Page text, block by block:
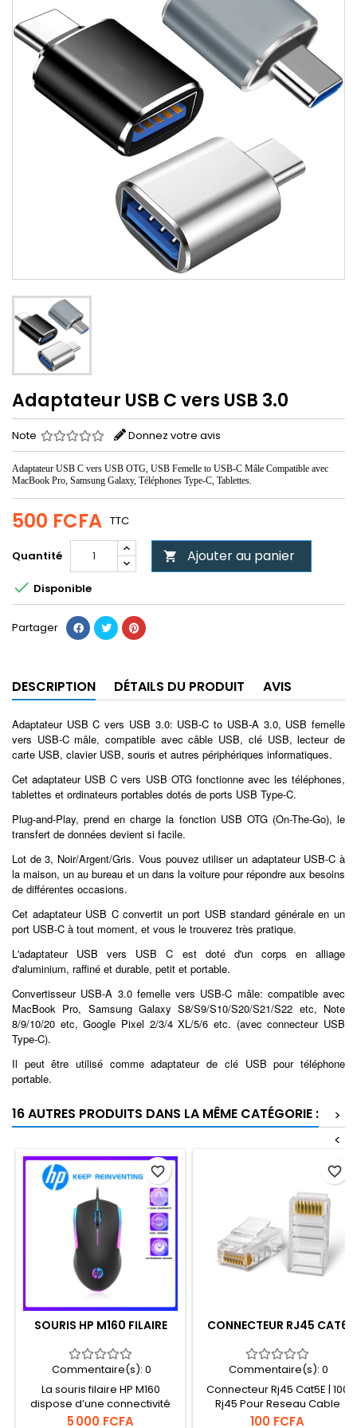
Adaptateur USB C vers USB 3.0
Note Donnez votre avis
Adaptateur USB C vers USB OTG, USB Femelle to USB-C Mâle Compatible avec
MacBook Pro, Samsung Galaxy, Téléphones Type-C, Tablettes.
500 FCFA TTC
Quantité  Ajouter au panier
 Disponible
Partager
DESCRIPTION DÉTAILS DU PRODUIT AVIS
Adaptateur USB C vers USB 3.0: USB-C to USB-A 3.0, USB femelle
vers USB-C mâle, compatible avec câble USB, clé USB, lecteur de
carte USB, clavier USB, souris et autres périphériques informatiques.
Cet adaptateur USB C vers USB OTG fonctionne avec les téléphones,
tablettes et ordinateurs portables dotés de ports USB Type-C.
Plug-and-Play, prend en charge la fonction USB OTG (On-The-Go), le
transfert de données devient si facile.
Lot de 3, Noir/Argent/Gris. Vous pouvez utiliser un adaptateur USB-C à
la maison, un au bureau et un dans la voiture pour répondre aux besoins
de différentes occasions.
Cet adaptateur USB C convertit un port USB standard générale en un
port USB-C à tout moment, et vous le trouverez très pratique.
L'adaptateur USB vers USB C est doté d'un corps en alliage
d'aluminium, raffiné et durable, petit et portable.
Convertisseur USB-A 3.0 femelle vers USB-C mâle: compatible avec
MacBook Pro, Samsung Galaxy S8/S9/S10/S20/S21/S22 etc, Note
8/9/10/20 etc, Google Pixel 2/3/4 XL/5/6 etc. (avec connecteur USB
Type-C).
Il peut être utilisé comme adaptateur de clé USB pour téléphone
portable.
16 AUTRES PRODUITS DANS LA MÊME CATÉGORIE :
>
<
SOURIS HP M160 FILAIRE
Commentaire(s): 0
La souris filaire HP M160
dispose d’une connectivité
USB rapide et fiable,
Prix
5 000 FCFA
favorite_border
CONNECTEUR RJ45 CAT6
Commentaire(s): 0
Connecteur Rj45 Cat5E | 100
Rj45 Pour Reseau Cable
Ethernet, Câble Internet Haut
Prix
100 FCFA
favorite_border